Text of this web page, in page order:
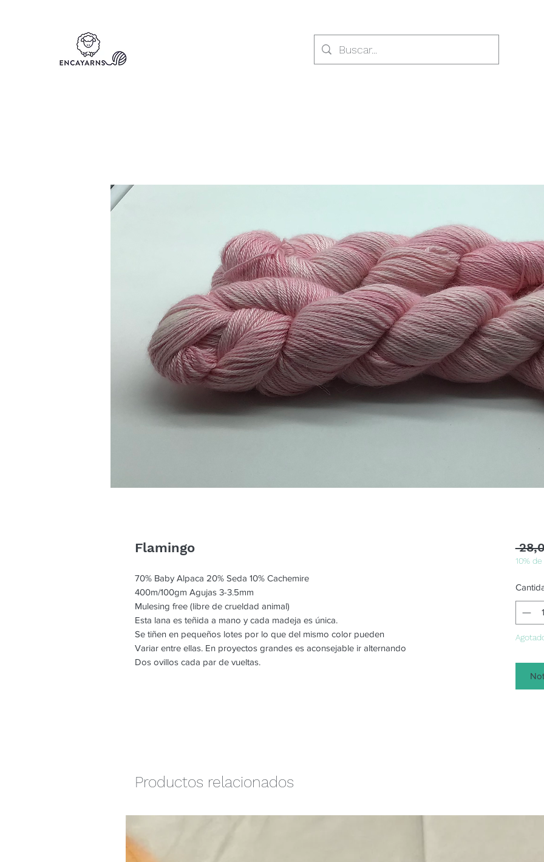
Flamingo
70% Baby Alpaca 20% Seda 10% Cachemire
400m/100gm Agujas 3-3.5mm
Mulesing free (libre de crueldad animal)
Esta lana es teñida a mano y cada madeja es única.
Se tiñen en pequeños lotes por lo que del mismo color pueden
Variar entre ellas. En proyectos grandes es aconsejable ir alternando
Dos ovillos cada par de vueltas.
10%
Productos relacionados